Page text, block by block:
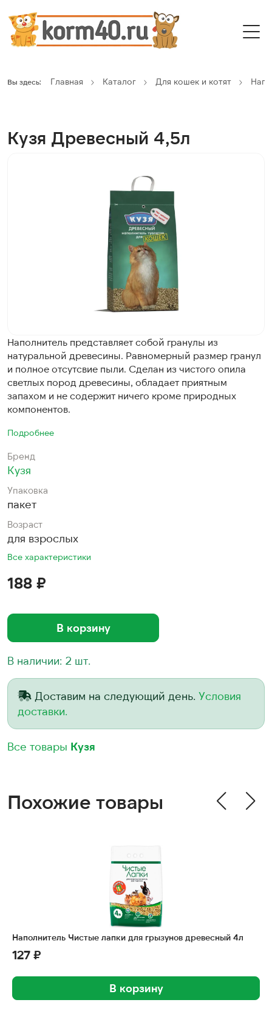
Вы здесь: Главная Каталог Для кошек и котят
Кузя Древесный 4,5л
Наполнитель представляет собой гранулы из
натуральной древесины. Равномерный размер гранул
и полное отсутсвие пыли. Сделан из чистого опила
светлых пород древесины, обладает приятным
запахом и не содержит ничего кроме природных
компонентов.
Подробнее
Бренд
Кузя
Упаковка
пакет
Возраст
для взрослых
Все характеристики
188 ₽
В корзину
В наличии: 2 шт.
Доставим на следующий день. Условия
доставки.
Все товары Кузя
Похожие товары
Наполнитель Чистые лапки для грызунов древесный 4л
127 ₽
В корзину